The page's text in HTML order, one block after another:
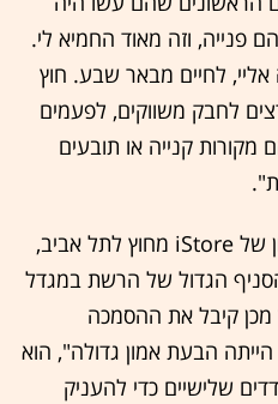
פנייה, וזה מאוד החמיא לי.
לחיים מבאר שבע. חוץ
לחבק משווקים, לפעמים
קנייה או תובעים
ב-2016 הוא פתח סניף ראשון של iStore מחוץ לתל אביב,
2021 נפתח הסניף הגדול של הרשת במגדל
מכן קיבל את ההסמכה
הבעת אמון גדולה", הוא
שלישיים כדי להעניק